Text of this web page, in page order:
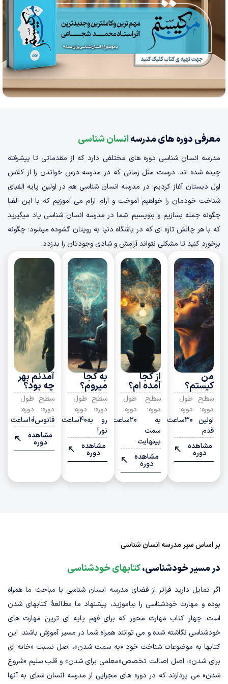
معرفی دوره های مدرسهانسان شناسی
مدرسه انسان شناسی دوره های مختلفی دارد که از مقدماتی تا پیشرفته
چیده شده اند. درست مثل زمانی که در مدرسه درس خواندن را از کلاس
اول دبستان آغاز کردیم؛ در مدرسه انسان شناسی هم در اولین پایه الفبای
شناخت خودمان را خواهیم آموخت و آرام آرام می آموزیم که با این الفبا
چگونه جمله بسازیم و بنویسیم. شما در مدرسه انسان شناسی یاد میگیرید
که با هر چالش تازه ای که در باشگاه دنیا به رویتان گشوده میشود؛ چگونه
برخورد کنید تا مشکلی نتواند آرامش و شادی وجودتان را بدزدد.
من
کیستم؟
سطح
دوره:
اولین
قدم
طول
دوره:
30ساعت
مشاهده
دوره‌
از کجا
آمده ام؟
سطح
دوره:
به
سمت
بینهایت
طول
دوره:
20ساعت
مشاهده
دوره‌
به کجا
میروم؟
سطح
دوره:
رو به
نور!
طول
دوره:
40ساعت
مشاهده
دوره‌
آمدنم بهر
چه بود؟
سطح
دوره:
فانوس!
طول
دوره:
10ساعت
مشاهده
دوره‌
بر اساس سیر مدرسه انسان شناسی
در مسیر خودشناسی،کتابهای خودشناسی
اگر تمایل دارید فراتر از فضای مدرسه انسان شناسی با مباحث ما همراه
بوده و مهارت خودشناسی را بیاموزید، پیشنهاد ما مطالعۀ کتابهای شدن
است. چهار کتاب مهارت محور که برای فهم پایه ای ترین مهارت های
خودشناسی نگاشته شده و می توانند همراه شما در مسیر آموزش باشند. این
کتابها به موضوعات شناخت خود «به سمت شدن»، اصل نسبت «خانه ای
برای شدن»، اصل اصالت تخصص«معلمی برای شدن» و قلب سلیم «شروع
شدن» می پردازند که در دوره های مجزایی از مدرسه انسان شنای به آنها